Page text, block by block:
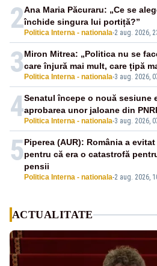
2 Politica Interna - nationala-2 aug. 2026,
Ana Maria Păcuraru: „Ce se
închide singura lui portiță?”
3 Politica Interna - nationala-3 aug. 2026,
Miron Mitrea: „Politica nu se
care înjură mai mult, care țipă
4 Politica Interna - nationala-3 aug. 2026,
Senatul începe o nouă sesiune
aprobarea unor jaloane din
5
Politica Interna - nationala-2 aug. 2026,
Piperea (AUR): România a
pentru că era o catastrofă
pensii
ACTUALITATE